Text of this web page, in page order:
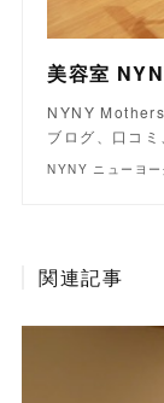
NYNY Mothers
ブログ、口コ
NYNY ニューヨー
関連記事